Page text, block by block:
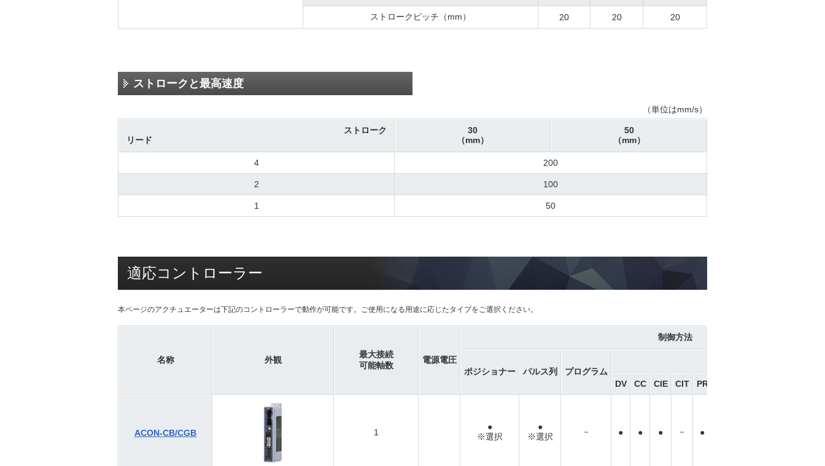
ストロークピッチ（mm） 20 20 20
ストロークと最高速度
（単位はmm/s）
ストローク
リード
30
（mm）
50
（mm）
4 200
2 100
1 50
適応コントローラー
本ページのアクチュエーターは下記のコントローラーで動作が可能です。ご使用になる用途に応じたタイプをご選択ください。
名称 外観
最大接続
可能軸数
電源電圧
制御方法
ポジショナー パルス列 プログラム
DV CC CIE CIT PR
ACON-CB/CGB 1
●
※選択
●
※選択
－ ● ● ● － ●